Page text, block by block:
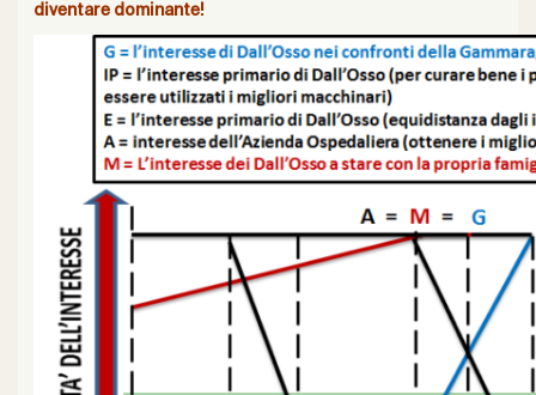
diventare dominante!